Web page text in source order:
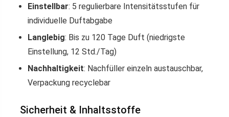
Einstellbar: 5 regulierbare Intensitätsstufen für
individuelle Duftabgabe
Langlebig: Bis zu 120 Tage Duft (niedrigste
Einstellung, 12 Std./Tag)
Nachhaltigkeit: Nachfüller einzeln austauschbar,
Verpackung recyclebar
Sicherheit & Inhaltsstoffe